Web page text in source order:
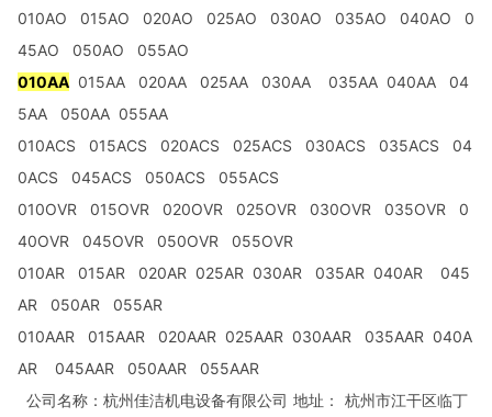
010AO 015AO 020AO 025AO 030AO 035AO 040AO 0
45AO 050AO 055AO
010AA 015AA 020AA 025AA 030AA 035AA 040AA 04
5AA 050AA 055AA
010ACS 015ACS 020ACS 025ACS 030ACS 035ACS 04
0ACS 045ACS 050ACS 055ACS
010OVR 015OVR 020OVR 025OVR 030OVR 035OVR 0
40OVR 045OVR 050OVR 055OVR
010AR 015AR 020AR 025AR 030AR 035AR 040AR 045
AR 050AR 055AR
010AAR 015AAR 020AAR 025AAR 030AAR 035AAR 040A
AR 045AAR 050AAR 055AAR
公司名称：杭州佳洁机电设备有限公司 地址：
杭州市江干区临丁